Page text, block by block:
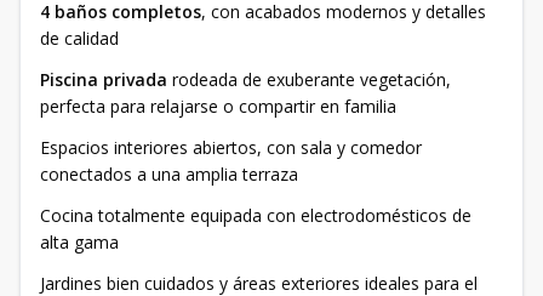
4 baños completos, con acabados modernos y detalles
de calidad
Piscina privada rodeada de exuberante vegetación,
perfecta para relajarse o compartir en familia
Espacios interiores abiertos, con sala y comedor
conectados a una amplia terraza
Cocina totalmente equipada con electrodomésticos de
alta gama
Jardines bien cuidados y áreas exteriores ideales para el